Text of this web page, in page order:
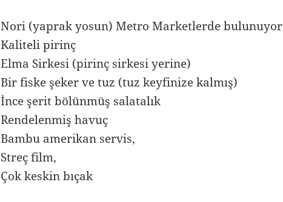
Nori (yaprak yosun) Metro Marketlerde bulunuyor
Kaliteli pirinç
Elma Sirkesi (pirinç sirkesi yerine)
Bir fiske şeker ve tuz (tuz keyfinize kalmış)
İnce şerit bölünmüş salatalık
Rendelenmiş havuç
Bambu amerikan servis,
Streç film,
Çok keskin bıçak